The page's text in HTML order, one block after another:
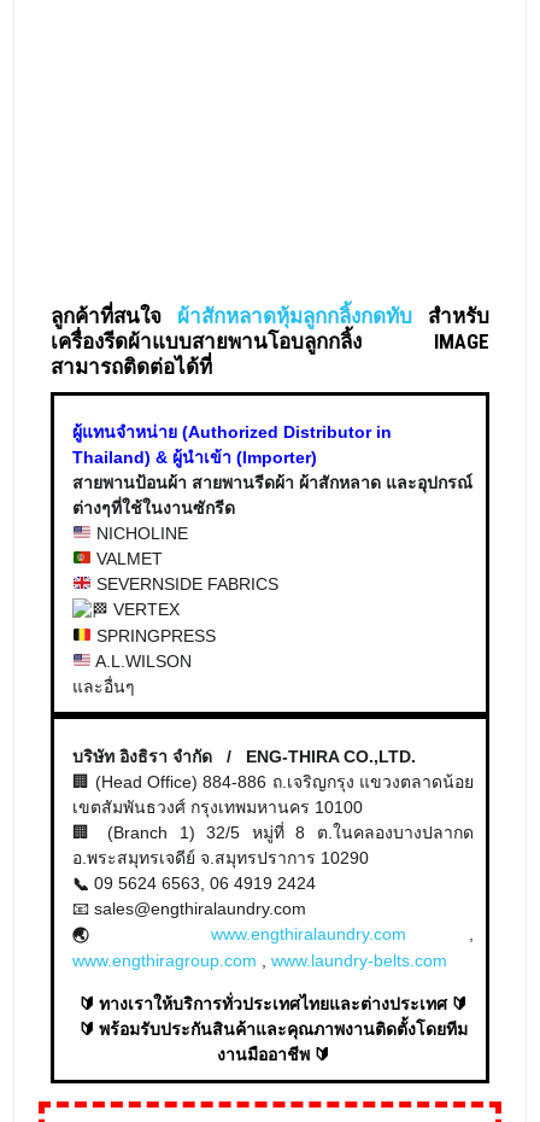
ลูกค้าที่สนใจ ผ้าสักหลาดหุ้มลูกกลิ้งกดทับ สำหรับ
เครื่องรีดผ้าแบบสายพานโอบลูกกลิ้ง IMAGE
สามารถติดต่อได้ที่
ผู้แทนจำหน่าย (Authorized Distributor in
Thailand) & ผู้นำเข้า (Importer)
สายพานป้อนผ้า สายพานรีดผ้า ผ้าสักหลาด และอุปกรณ์
ต่างๆที่ใช้ในงานซักรีด
NICHOLINE
VALMET
SEVERNSIDE FABRICS
VERTEX
SPRINGPRESS
A.L.WILSON
และอื่นๆ
บริษัท อิงธิรา จำกัด / ENG-THIRA CO.,LTD.
🏢 (Head Office) 884-886 ถ.เจริญกรุง แขวงตลาดน้อย
เขตสัมพันธวงศ์ กรุงเทพมหานคร 10100
🏢 (Branch 1) 32/5 หมู่ที่ 8 ต.ในคลองบางปลากด
อ.พระสมุทรเจดีย์ จ.สมุทรปราการ 10290
📞 09 5624 6563, 06 4919 2424
📧 sales@engthiralaundry.com
🌏 www.engthiralaundry.com ,
www.engthiragroup.com ,www.laundry-belts.com
🔰 ทางเราให้บริการทั่วประเทศไทยและต่างประเทศ 🔰
🔰 พร้อมรับประกันสินค้าและคุณภาพงานติดตั้งโดยทีม
งานมืออาชีพ 🔰